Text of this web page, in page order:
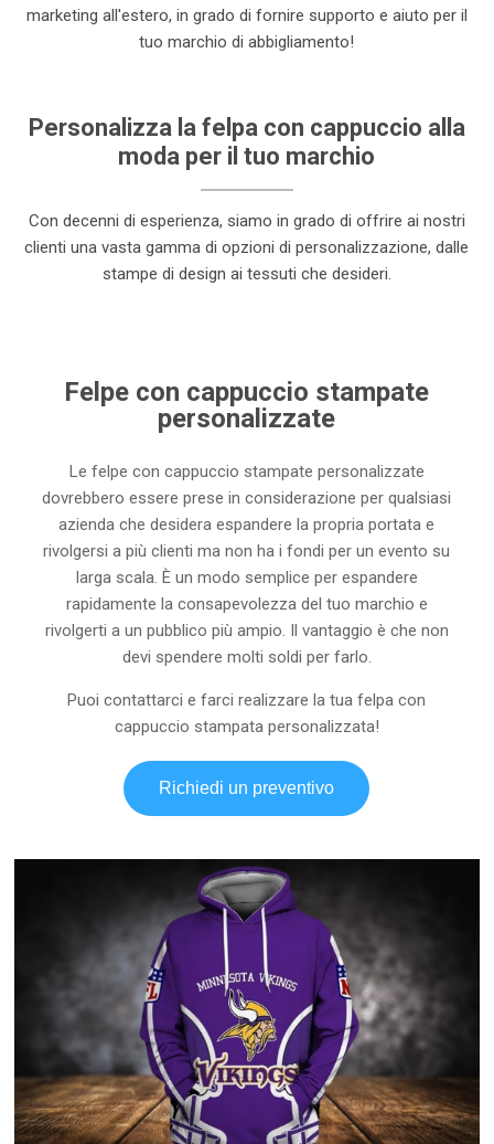
marketing all'estero, in grado di fornire supporto e aiuto per il
tuo marchio di abbigliamento!
Personalizza la felpa con cappuccio alla
moda per il tuo marchio
Con decenni di esperienza, siamo in grado di offrire ai nostri
clienti una vasta gamma di opzioni di personalizzazione, dalle
stampe di design ai tessuti che desideri.
Felpe con cappuccio stampate
personalizzate
Le felpe con cappuccio stampate personalizzate
dovrebbero essere prese in considerazione per qualsiasi
azienda che desidera espandere la propria portata e
rivolgersi a più clienti ma non ha i fondi per un evento su
larga scala. È un modo semplice per espandere
rapidamente la consapevolezza del tuo marchio e
rivolgerti a un pubblico più ampio. Il vantaggio è che non
devi spendere molti soldi per farlo.
Puoi contattarci e farci realizzare la tua felpa con
cappuccio stampata personalizzata!
Richiedi un preventivo